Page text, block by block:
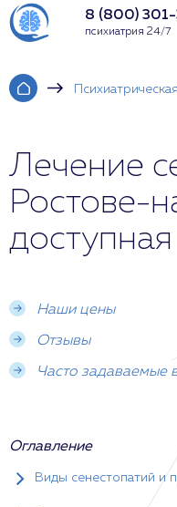
8 (800)
психиатрия 24/7
Лечение
Ростове-
Наши цены
Отзывы
Часто задаваемые
Оглавление
Виды сенестопатий и